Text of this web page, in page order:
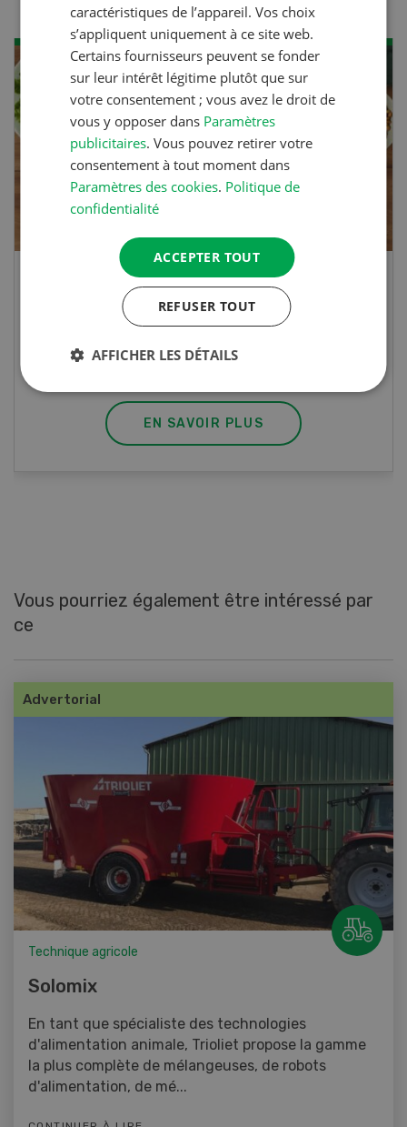
Rouleaux de printemps
EN SAVOIR PLUS
Vous pourriez également être intéressé par
ce
Advertorial
Technique agricole
Solomix
En tant que spécialiste des technologies
d'alimentation animale, Trioliet propose la gamme
la plus complète de mélangeuses, de robots
d'alimentation, de mé...
caractéristiques de l’appareil. Vos choix
s’appliquent uniquement à ce site web.
Certains fournisseurs peuvent se fonder
sur leur intérêt légitime plutôt que sur
votre consentement ; vous avez le droit de
vous y opposer dans Paramètres
publicitaires. Vous pouvez retirer votre
consentement à tout moment dans
Paramètres des cookies. Politique de
confidentialité
ACCEPTER TOUT
REFUSER TOUT
AFFICHER LES DÉTAILS